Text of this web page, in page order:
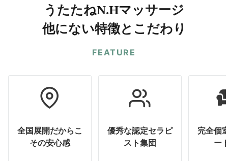
うたたねN.Hマッサージ
他にない特徴とこだわり
FEATURE
全国展開だからこ
その安心感
優秀な認定セラピ
スト集団
完全個
ー